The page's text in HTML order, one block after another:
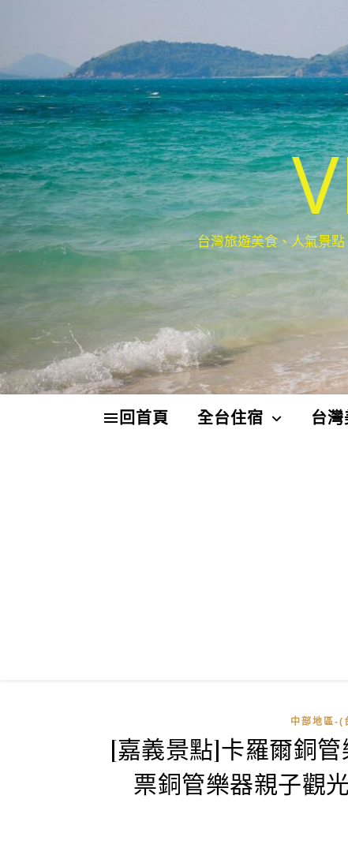
台灣旅遊美食、人氣景
回首頁 全台住宿 台
中部地區-(
[嘉義景點]卡羅爾銅
票銅管樂器親子觀